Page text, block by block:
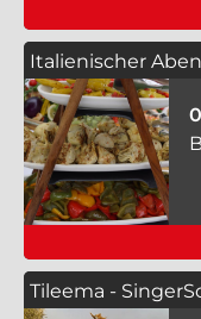
Italienischer
Tileema -